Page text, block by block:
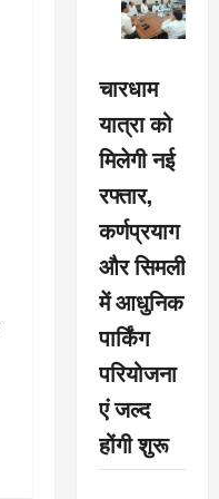
चारधाम
यात्रा को
मिलेगी नई
रफ्तार,
कर्णप्रयाग
और सिमली
में आधुनिक
पार्किंग
परियोजना
एं जल्द
होंगी शुरू